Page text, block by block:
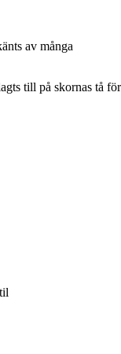
av många
till på skornas tå för